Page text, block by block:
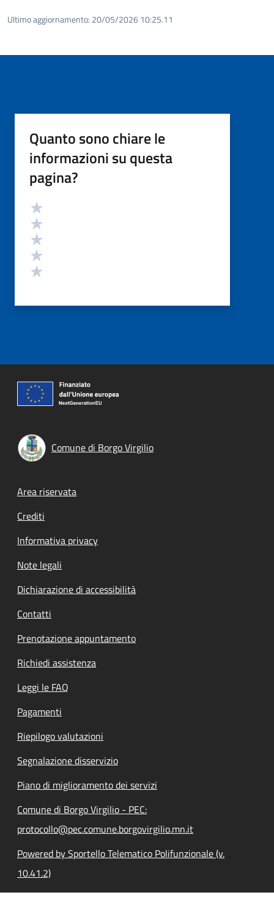
Ultimo aggiornamento: 20/05/2026 10:25.11
Quanto sono chiare le
informazioni su questa
pagina?
Valutazione
Comune di Borgo Virgilio
Footer menu
Area riservata
Crediti
Informativa privacy
Note legali
Dichiarazione di accessibilità
Contatti
Prenotazione appuntamento
Richiedi assistenza
Leggi le FAQ
Pagamenti
Riepilogo valutazioni
Segnalazione disservizio
Piano di miglioramento dei servizi
Comune di Borgo Virgilio - PEC:
protocollo@pec.comune.borgovirgilio.mn.it
Powered by Sportello Telematico Polifunzionale (v.
10.41.2)